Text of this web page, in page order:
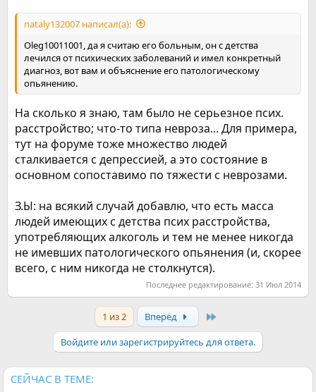
nataly132007 написал(а):
Oleg10011001, да я считаю его больным, он с детства
лечился от психических заболеваний и имел конкретный
диагноз, вот вам и объяснение его патологическому
опьянению.
На сколько я знаю, там было не серьезное псих.
расстройство; что-то типа невроза... Для примера,
тут на форуме тоже множество людей
сталкивается с депрессией, а это состояние в
основном сопоставимо по тяжести с неврозами.
З.Ы: на всякий случай добавлю, что есть масса
людей имеющих с детства псих расстройства,
употребляющих алкоголь и тем не менее никогда
не имевших патологического опьянения (и, скорее
всего, с ним никогда не столкнутся).
Последнее редактирование: 31 Июл 2014
1 из 2 Вперёд
Войдите или зарегистрируйтесь для ответа.
СЕЙЧАС В ТЕМЕ: